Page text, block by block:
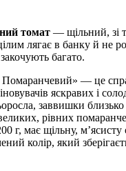
томат — щільний, зі
лягає в банку й не
багато.
Помаранчевий» — це
яскравих і
заввишки
рівних
г, має щільну, м’ясисту
колір, який